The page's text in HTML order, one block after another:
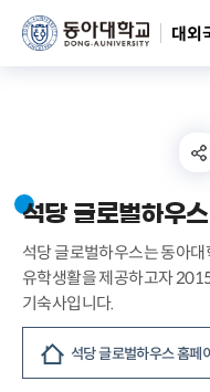
대외
석당 글로벌하우스
석당 글로벌하우스는 동아
유학생활을 제공하고자
기숙사입니다.
석당 글로벌하우스 홈페